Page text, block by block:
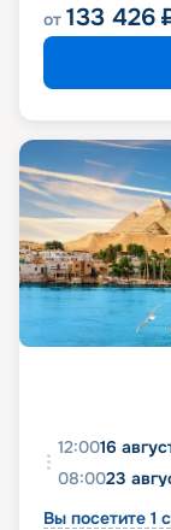
от 133 426
12:0016
08:0023
Вы посетите 1